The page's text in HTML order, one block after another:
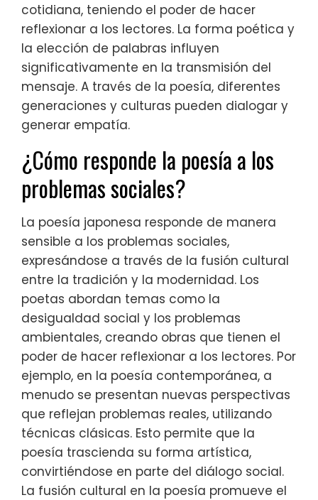
cotidiana, teniendo el poder de hacer
reflexionar a los lectores. La forma poética y
la elección de palabras influyen
significativamente en la transmisión del
mensaje. A través de la poesía, diferentes
generaciones y culturas pueden dialogar y
generar empatía.
¿Cómo responde la poesía a los
problemas sociales?
La poesía japonesa responde de manera
sensible a los problemas sociales,
expresándose a través de la fusión cultural
entre la tradición y la modernidad. Los
poetas abordan temas como la
desigualdad social y los problemas
ambientales, creando obras que tienen el
poder de hacer reflexionar a los lectores. Por
ejemplo, en la poesía contemporánea, a
menudo se presentan nuevas perspectivas
que reflejan problemas reales, utilizando
técnicas clásicas. Esto permite que la
poesía trascienda su forma artística,
convirtiéndose en parte del diálogo social.
La fusión cultural en la poesía promueve el